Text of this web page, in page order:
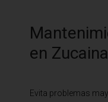
en Zucaina
Evita problemas